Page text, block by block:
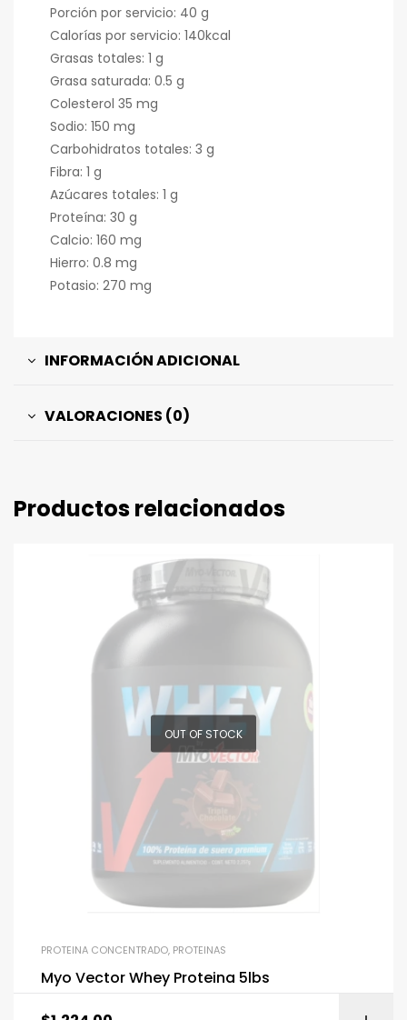
Porción por servicio: 40 g
Calorías por servicio: 140kcal
Grasas totales: 1 g
Grasa saturada: 0.5 g
Colesterol 35 mg
Sodio: 150 mg
Carbohidratos totales: 3 g
Fibra: 1 g
Azúcares totales: 1 g
Proteína: 30 g
Calcio: 160 mg
Hierro: 0.8 mg
Potasio: 270 mg
INFORMACIÓN ADICIONAL
VALORACIONES (0)
Productos relacionados
OUT OF STOCK
PROTEINA CONCENTRADO, PROTEINAS
Myo Vector Whey Proteina 5lbs